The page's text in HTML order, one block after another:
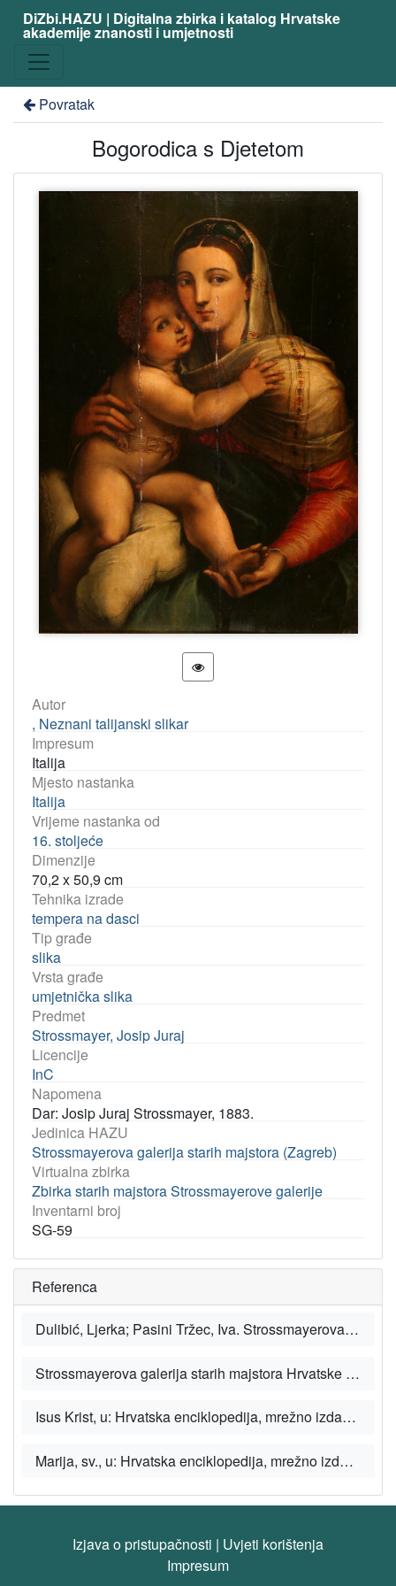
DiZbi.HAZU | Digitalna zbirka i katalog Hrvatske
akademije znanosti i umjetnosti
Povratak
Bogorodica s Djetetom
Autor
, Neznani talijanski slikar
Impresum
Italija
Mjesto nastanka
Italija
Vrijeme nastanka od
16. stoljeće
Dimenzije
70,2 x 50,9 cm
Tehnika izrade
tempera na dasci
Tip građe
slika
Vrsta građe
umjetnička slika
Predmet
Strossmayer, Josip Juraj
Licencije
InC
Napomena
Dar: Josip Juraj Strossmayer, 1883.
Jedinica HAZU
Strossmayerova galerija starih majstora (Zagreb)
Virtualna zbirka
Zbirka starih majstora Strossmayerove galerije
Inventarni broj
SG-59
Referenca
Dulibić, Ljerka; Pasini Tržec, Iva. Strossmayerova zbirka starih majstora. Zagreb: HAZU, 2018.
Strossmayerova galerija starih majstora Hrvatske akademije znanosti i umjetnosti [mrežno mjesto/web sites], HAZU.
Isus Krist, u: Hrvatska enciklopedija, mrežno izdanje. Zagreb: Leksikografski zavod Miroslav Krleža, 2021.
Marija, sv., u: Hrvatska enciklopedija, mrežno izdanje. Zagreb: Leksikografski zavod Miroslav Krleža, 2021.
Izjava o pristupačnosti | Uvjeti korištenja
Impresum